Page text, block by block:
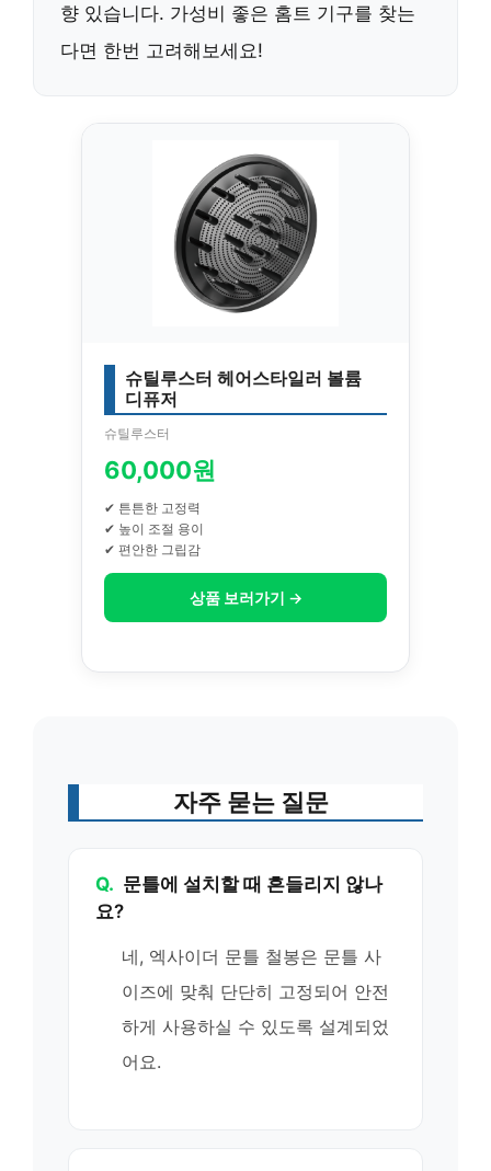
향 있습니다. 가성비 좋은 홈트 기구를 찾는
다면 한번 고려해보세요!
슈틸루스터 헤어스타일러 볼륨
디퓨저
슈틸루스터
60,000원
✔ 튼튼한 고정력
✔ 높이 조절 용이
✔ 편안한 그립감
상품 보러가기 →
자주 묻는 질문
Q. 문틀에 설치할 때 흔들리지 않나
요?
네, 엑사이더 문틀 철봉은 문틀 사
이즈에 맞춰 단단히 고정되어 안전
하게 사용하실 수 있도록 설계되었
어요.